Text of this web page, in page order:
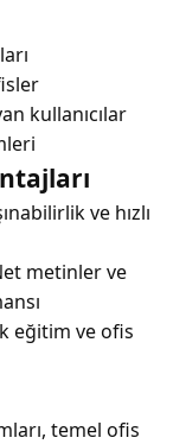
kullanıcılar
ve hızlı
metinler ve
eğitim ve ofis
temel ofis